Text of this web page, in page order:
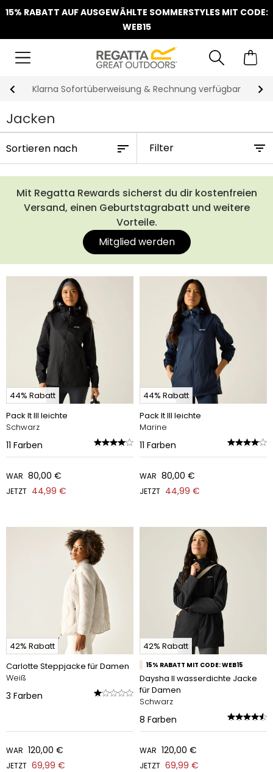
15% RABATT AUF AUSGEWÄHLTE SOMMERSTYLES MIT CODE:
WEB15
Klarna Sofortüberweisung & Rechnung verfügbar
Jacken
Filter
Mit Regatta Rewards sicherst du dir kostenfreien
Versand, einen Geburtstagrabatt und weitere
Vorteile.
Mitglied werden
44% Rabatt
Pack It III leichte
Schwarz
11 Farben
WAR 80,00 €
JETZT 44,99 €
44% Rabatt
Pack It III leichte
Marine
11 Farben
WAR 80,00 €
JETZT 44,99 €
42% Rabatt
Carlotte Steppjacke für Damen
Weiß
3 Farben
WAR 120,00 €
JETZT 69,99 €
42% Rabatt
15% RABATT MIT CODE: WEB15
Daysha II wasserdichte Jacke
für Damen
Schwarz
8 Farben
WAR 120,00 €
JETZT 69,99 €